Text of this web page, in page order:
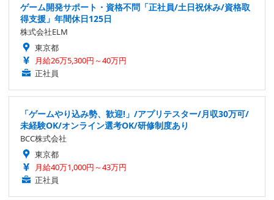
ゲーム開発サポート・資格不問「正社員/土日祝休み/資格取
得支援」年間休日125日
株式会社ELM
東京都
月給26万5,300円～40万円
正社員
「ゲームやり込み勢、歓迎!」/アプリテスター/月収30万可/
未経験OK/オンライン選考OK/研修制度あり
BCC株式会社
東京都
月給40万1,000円～43万円
正社員